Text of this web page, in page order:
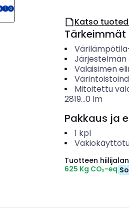
Katso
Järjestelmän
Valaisimen
Mitoitettu
2819...0 lm
Pakkaus ja
1 kpl
Tuotteen
625 Kg CO₂-eq